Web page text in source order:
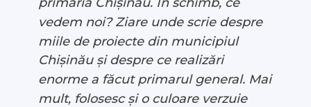
vedem noi? Ziare unde scrie despre
miile de proiecte din municipiul
Chișinău și despre ce realizări
enorme a făcut primarul general. Mai
mult, folosesc și o culoare verzuie